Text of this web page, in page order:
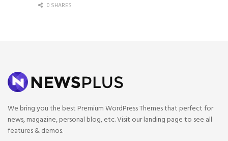
0 SHARES
We bring you the best Premium WordPress Themes that perfect for
news, magazine, personal blog, etc. Visit our landing page to see all
features & demos.